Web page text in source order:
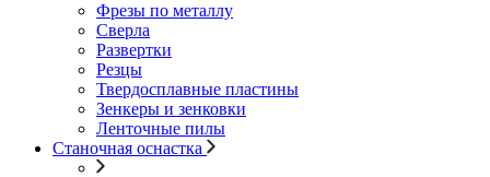
Фрезы по металлу
Сверла
Развертки
Резцы
Твердосплавные пластины
Зенкеры и зенковки
Ленточные пилы
Станочная оснастка